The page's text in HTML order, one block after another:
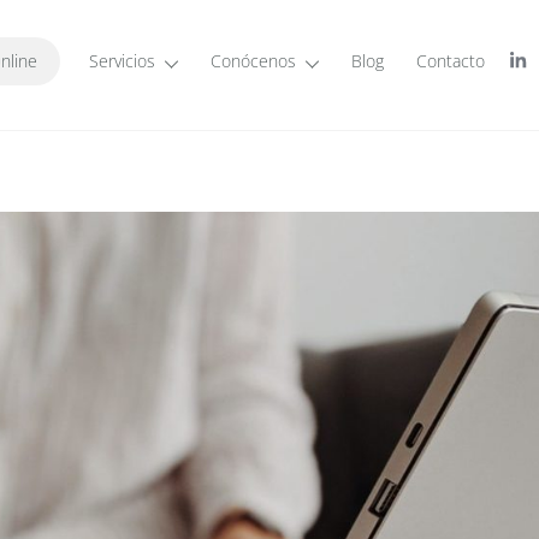
Servicios Conócenos Blog Contacto